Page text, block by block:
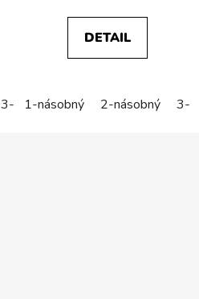
3-násobný 4-násobný 5-
DETAIL
1-násobný 2-násobný 3-